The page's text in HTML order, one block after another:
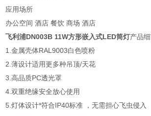
应用场所
办公空间 酒店 餐饮 商场 酒店
飞利浦DN003B 11W方形嵌入式LED筒灯产品细
1.金属壳体RAL9003白色喷粉
2.薄设计适用更多种吊顶/天花
3.高品质PC透光罩
4.双重绝缘安全放心使用
5.灯体设计*符合IP40标准 ，无需担心飞虫侵入